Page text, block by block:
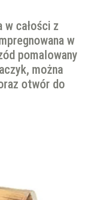
w całości z
w
pomalowany
można
otwór do